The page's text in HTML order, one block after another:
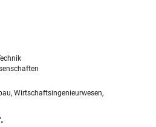
Wirtschaftsingenieurwesen,